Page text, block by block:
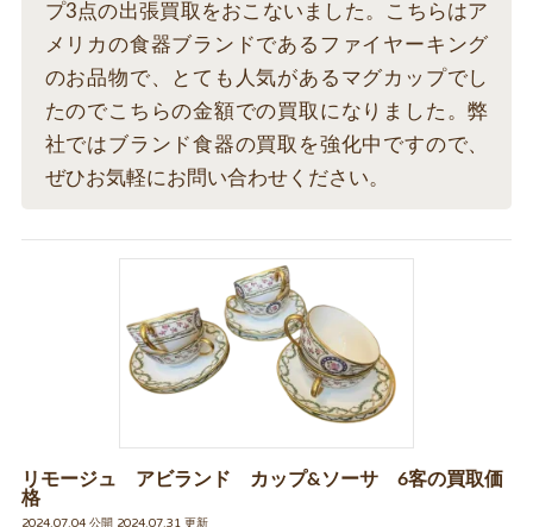
プ3点の出張買取をおこないました。こちらはア
メリカの食器ブランドであるファイヤーキング
のお品物で、とても人気があるマグカップでし
たのでこちらの金額での買取になりました。弊
社ではブランド食器の買取を強化中ですので、
ぜひお気軽にお問い合わせください。
リモージュ アビランド カップ&ソーサ 6客の買取価
格
2024.07.04 公開 2024.07.31 更新